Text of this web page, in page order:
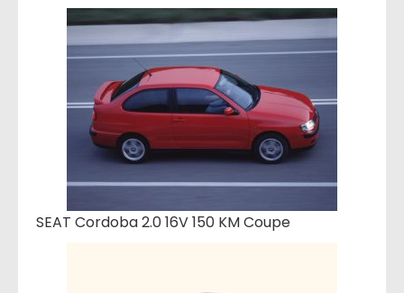
SEAT Cordoba 2.0 16V 150 KM Coupe